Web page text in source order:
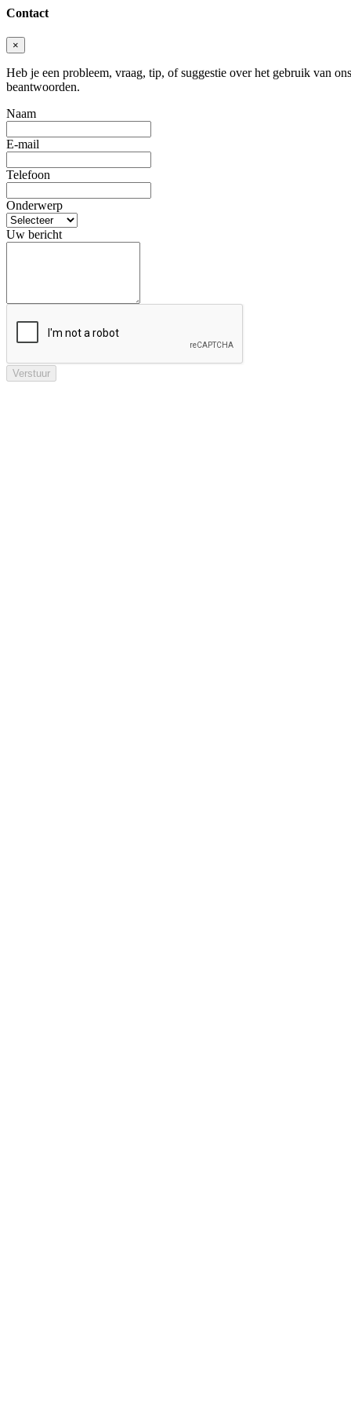
Contact
×
Heb je een probleem, vraag, tip, of suggestie over het gebruik van
beantwoorden.
Naam
E-mail
Telefoon
Onderwerp
Uw bericht